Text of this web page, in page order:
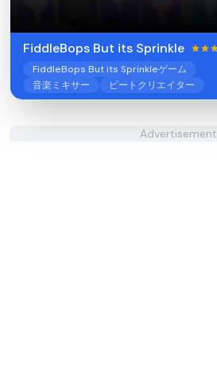
FiddleBops But its Sprinkle​
FiddleBops But its Sprinkleゲーム
音楽ミキサー
ビートクリエイター
Advertisement